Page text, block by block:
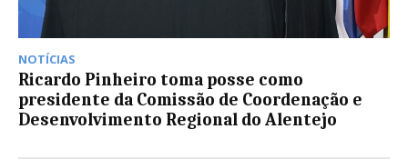
NOTÍCIAS
Ricardo Pinheiro toma posse como
presidente da Comissão de Coordenação e
Desenvolvimento Regional do Alentejo